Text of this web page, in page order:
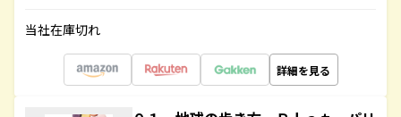
当社在庫切れ
詳細を見る